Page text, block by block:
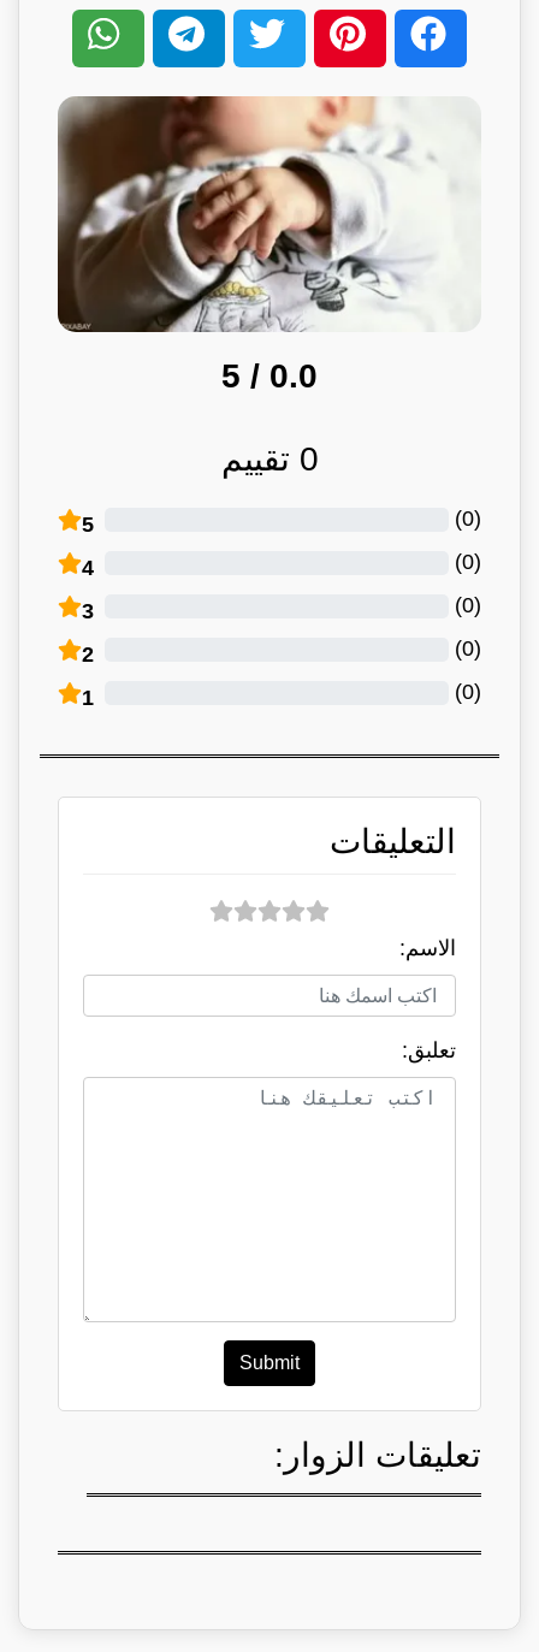
0.0
/ 5
0 تقييم
5 (
0
)
4 (
0
)
3 (
0
)
2 (
0
)
1 (
0
)
التعليقات
الاسم:
تعلبق:
Submit
تعليقات الزوار: